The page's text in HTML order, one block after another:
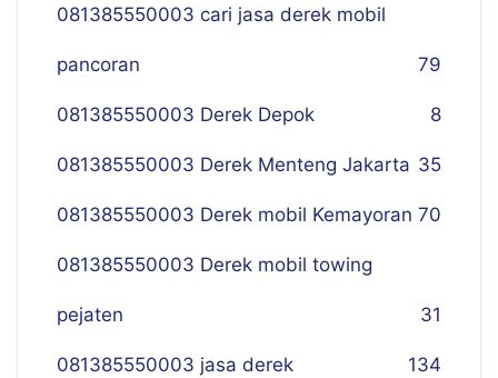
081385550003 cari jasa derek mobil
pancoran 79
081385550003 Derek Depok 8
081385550003 Derek Menteng Jakarta 35
081385550003 Derek mobil Kemayoran 70
081385550003 Derek mobil towing
pejaten 31
081385550003 jasa derek 134